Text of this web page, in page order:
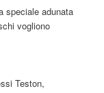
speciale adunata
vogliono
Teston,